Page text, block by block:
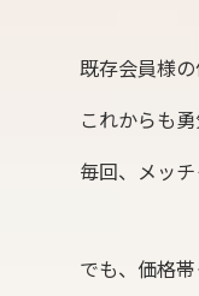
既存会員様
これからも
毎回、メッ
でも、価格